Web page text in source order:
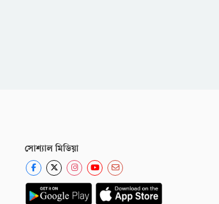
সোশ্যাল মিডিয়া